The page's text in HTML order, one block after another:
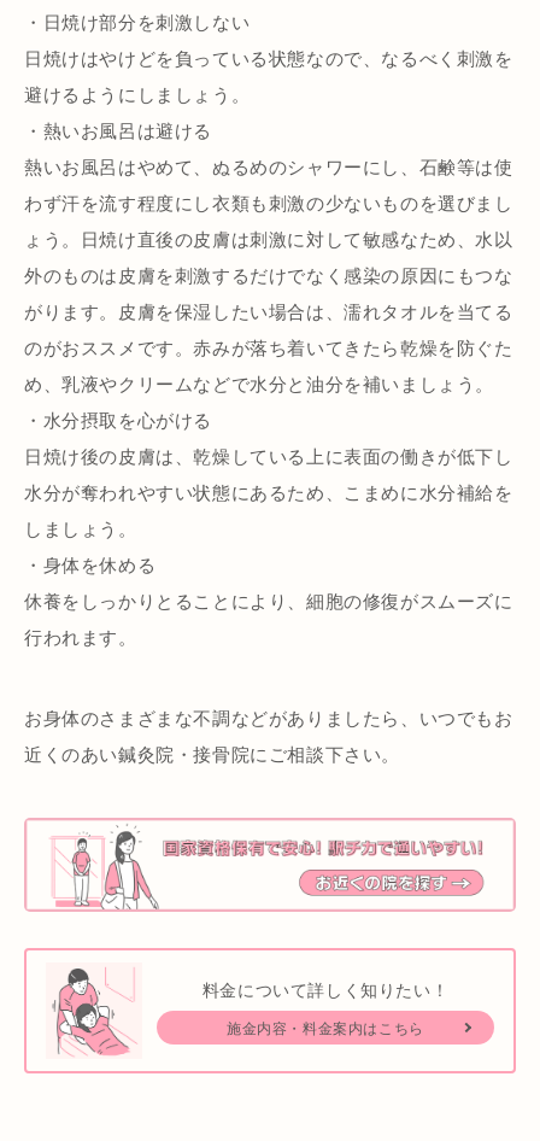
・日焼け部分を刺激しない
日焼けはやけどを負っている状態なので、なるべく刺激を
避けるようにしましょう。
・熱いお風呂は避ける
熱いお風呂はやめて、ぬるめのシャワーにし、石鹸等は使
わず汗を流す程度にし衣類も刺激の少ないものを選びまし
ょう。日焼け直後の皮膚は刺激に対して敏感なため、水以
外のものは皮膚を刺激するだけでなく感染の原因にもつな
がります。皮膚を保湿したい場合は、濡れタオルを当てる
のがおススメです。赤みが落ち着いてきたら乾燥を防ぐた
め、乳液やクリームなどで水分と油分を補いましょう。
・水分摂取を心がける
日焼け後の皮膚は、乾燥している上に表面の働きが低下し
水分が奪われやすい状態にあるため、こまめに水分補給を
しましょう。
・身体を休める
休養をしっかりとることにより、細胞の修復がスムーズに
行われます。
お身体のさまざまな不調などがありましたら、いつでもお
近くのあい鍼灸院・接骨院にご相談下さい。
料金について詳しく知りたい！
施金内容・料金案内はこちら